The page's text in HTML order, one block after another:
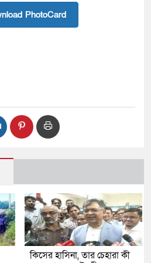
PhotoCard
কিসের হাসিনা, তার চেহারা কী